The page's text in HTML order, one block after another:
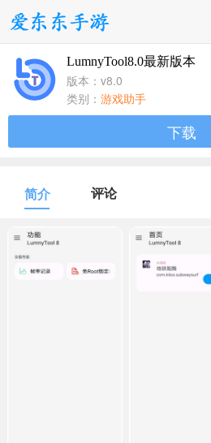
手游分类
卡牌回合
1百+款手游
1百+款手游
体育竞速
1百+款手游
冒险解谜
1百+款手游
LumnyTool8.0最新版本
版本：v8.0
类别： 游戏助手
下载
简介 评论